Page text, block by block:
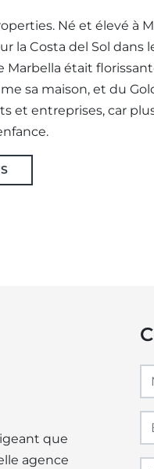
Né et élevé à
la Costa del Sol dans
était
sa maison, et du
et entreprises, car
que
agence